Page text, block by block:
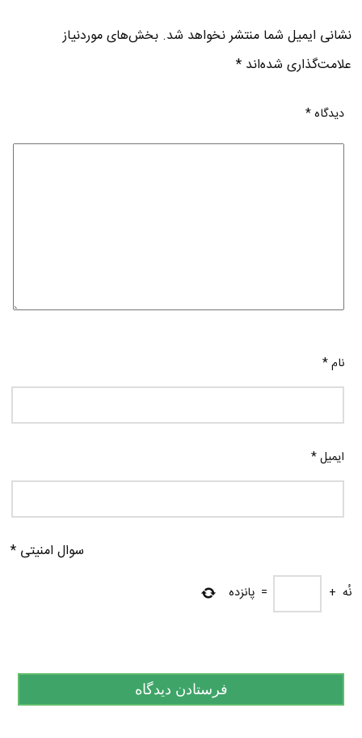
نشانی ایمیل شما منتشر نخواهد شد. بخش‌های موردنیاز
علامت‌گذاری شده‌اند*
دیدگاه*
نام*
ایمیل*
سوال امنیتی *
نُه +
= پانزده